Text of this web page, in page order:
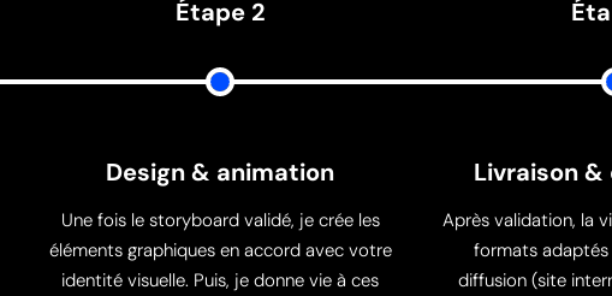
Étape 2
Design & animation
Une fois le storyboard validé, je crée les
éléments graphiques en accord avec votre
identité visuelle. Puis, je donne vie à ces
Livraison
Après validation, la
formats
diffusion (site